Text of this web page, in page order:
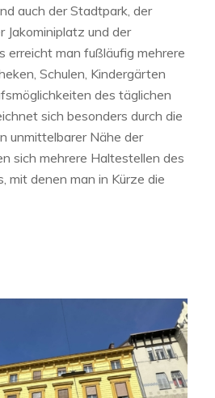
auch der Stadtpark, der
und der
erreicht man fußläufig mehrere
Schulen, Kindergärten
des täglichen
sich besonders durch die
unmittelbarer Nähe der
sich mehrere Haltestellen des
mit denen man in Kürze die